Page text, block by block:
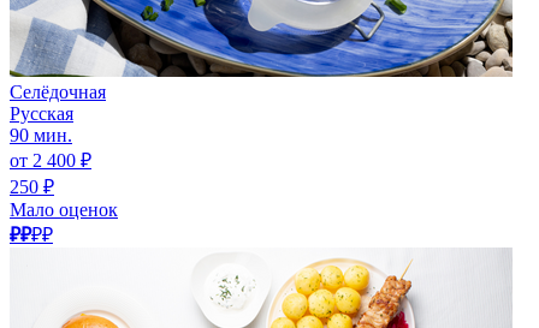
Селёдочная
Русская
90 мин.
от 2 400 ₽
250 ₽
Мало оценок
₽₽₽₽